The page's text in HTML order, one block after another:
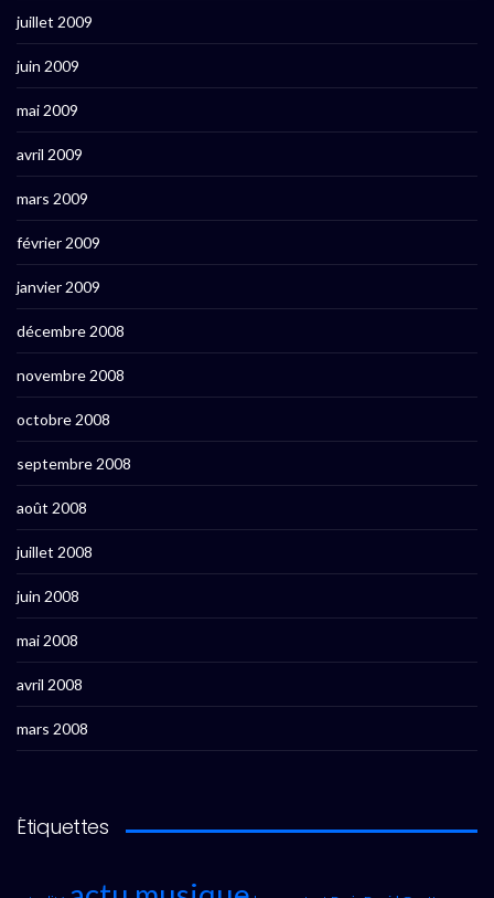
juillet 2009
juin 2009
mai 2009
avril 2009
mars 2009
février 2009
janvier 2009
décembre 2008
novembre 2008
octobre 2008
septembre 2008
août 2008
juillet 2008
juin 2008
mai 2008
avril 2008
mars 2008
Étiquettes